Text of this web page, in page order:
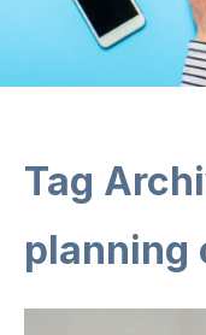
Tag
planning